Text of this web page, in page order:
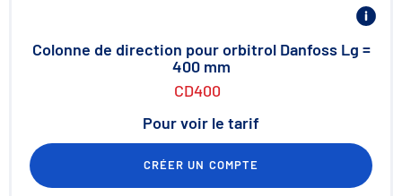
Colonne de direction pour orbitrol Danfoss Lg =
400 mm
CD400
Pour voir le tarif
CRÉER UN COMPTE